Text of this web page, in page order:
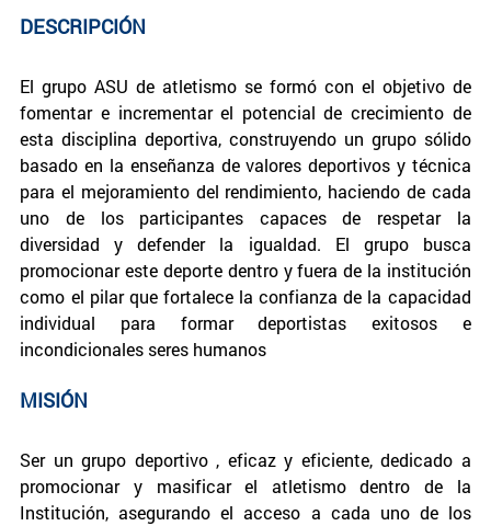
DESCRIPCIÓN
El grupo ASU de atletismo se formó con el objetivo de
fomentar e incrementar el potencial de crecimiento de
esta disciplina deportiva, construyendo un grupo sólido
basado en la enseñanza de valores deportivos y técnica
para el mejoramiento del rendimiento, haciendo de cada
uno de los participantes capaces de respetar la
diversidad y defender la igualdad. El grupo busca
promocionar este deporte dentro y fuera de la institución
como el pilar que fortalece la confianza de la capacidad
individual para formar deportistas exitosos e
incondicionales seres humanos
MISIÓN
Ser un grupo deportivo , eficaz y eficiente, dedicado a
promocionar y masificar el atletismo dentro de la
Institución, asegurando el acceso a cada uno de los